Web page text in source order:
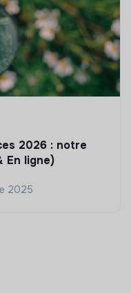
2026 : notre
En ligne)
2025